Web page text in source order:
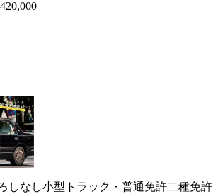
しなし小型トラック・普通免許二種免許